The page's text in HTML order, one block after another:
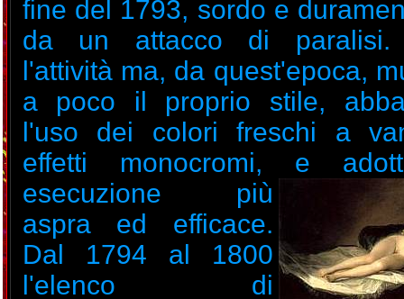
fine del 1793, sordo e
da un attacco di paralisi.
l'attività ma, da quest'epoca,
a poco il proprio stile,
l'uso dei colori freschi a
effetti monocromi, e
esecuzione più
aspra ed efficace.
Dal 1794 al 1800
l'elenco di